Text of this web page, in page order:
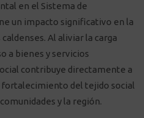
en el Sistema de
un impacto significativo en la
Al aliviar la carga
a bienes y servicios
contribuye directamente a
fortalecimiento del tejido social
y la región.